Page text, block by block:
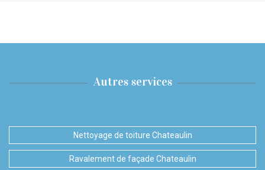
Autres services
Nettoyage de toiture Chateaulin
Ravalement de façade Chateaulin